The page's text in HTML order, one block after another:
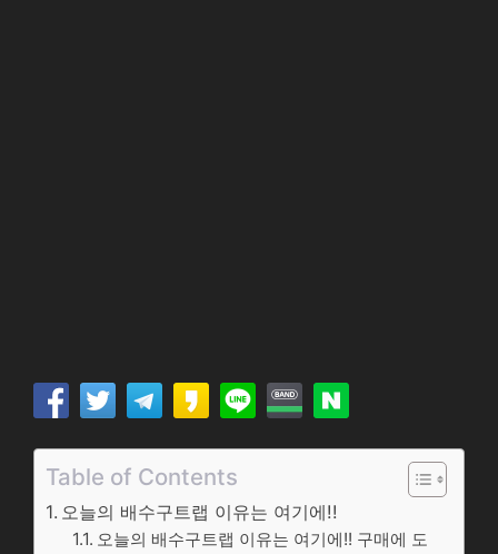
Table of Contents
오늘의 배수구트랩 이유는 여기에!!
오늘의 배수구트랩 이유는 여기에!! 구매에 도